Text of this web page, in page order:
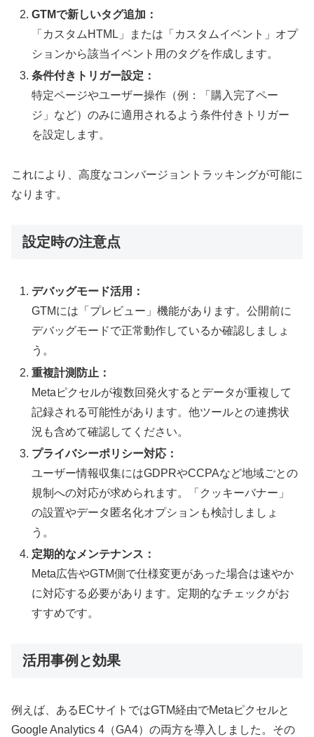
GTMで新しいタグ追加：
「カスタムHTML」または「カスタムイベント」オプ
ションから該当イベント用のタグを作成します。
条件付きトリガー設定：
特定ページやユーザー操作（例：「購入完了ペー
ジ」など）のみに適用されるよう条件付きトリガー
を設定します。
これにより、高度なコンバージョントラッキングが可能に
なります。
設定時の注意点
デバッグモード活用：
GTMには「プレビュー」機能があります。公開前に
デバッグモードで正常動作しているか確認しましょ
う。
重複計測防止：
Metaピクセルが複数回発火するとデータが重複して
記録される可能性があります。他ツールとの連携状
況も含めて確認してください。
プライバシーポリシー対応：
ユーザー情報収集にはGDPRやCCPAなど地域ごとの
規制への対応が求められます。「クッキーバナー」
の設置やデータ匿名化オプションも検討しましょ
う。
定期的なメンテナンス：
Meta広告やGTM側で仕様変更があった場合は速やか
に対応する必要があります。定期的なチェックがお
すすめです。
活用事例と効果
例えば、あるECサイトではGTM経由でMetaピクセルと
Google Analytics 4（GA4）の両方を導入しました。その